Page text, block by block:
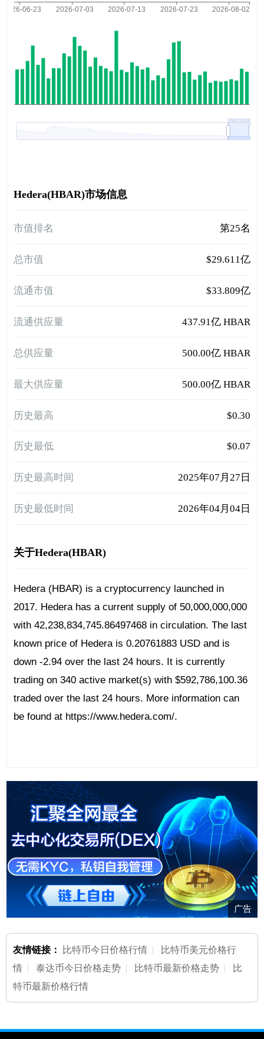
Hedera(HBAR)市场信息
市值排名 第25名
总市值 $29.611亿
流通市值 $33.809亿
流通供应量 437.91亿 HBAR
总供应量 500.00亿 HBAR
最大供应量 500.00亿 HBAR
历史最高 $0.30
历史最低 $0.07
历史最高时间 2025年07月27日
历史最低时间 2026年04月04日
关于Hedera(HBAR)
Hedera (HBAR) is a cryptocurrency launched in
2017. Hedera has a current supply of 50,000,000,000
with 42,238,834,745.86497468 in circulation. The last
known price of Hedera is 0.20761883 USD and is
down -2.94 over the last 24 hours. It is currently
trading on 340 active market(s) with $592,786,100.36
traded over the last 24 hours. More information can
be found at https://www.hedera.com/.
广告
友情链接： 比特币今日价格行情 | 比特币美元价格行
情 |泰达币今日价格走势 | 比特币最新价格走势 | 比
特币最新价格行情